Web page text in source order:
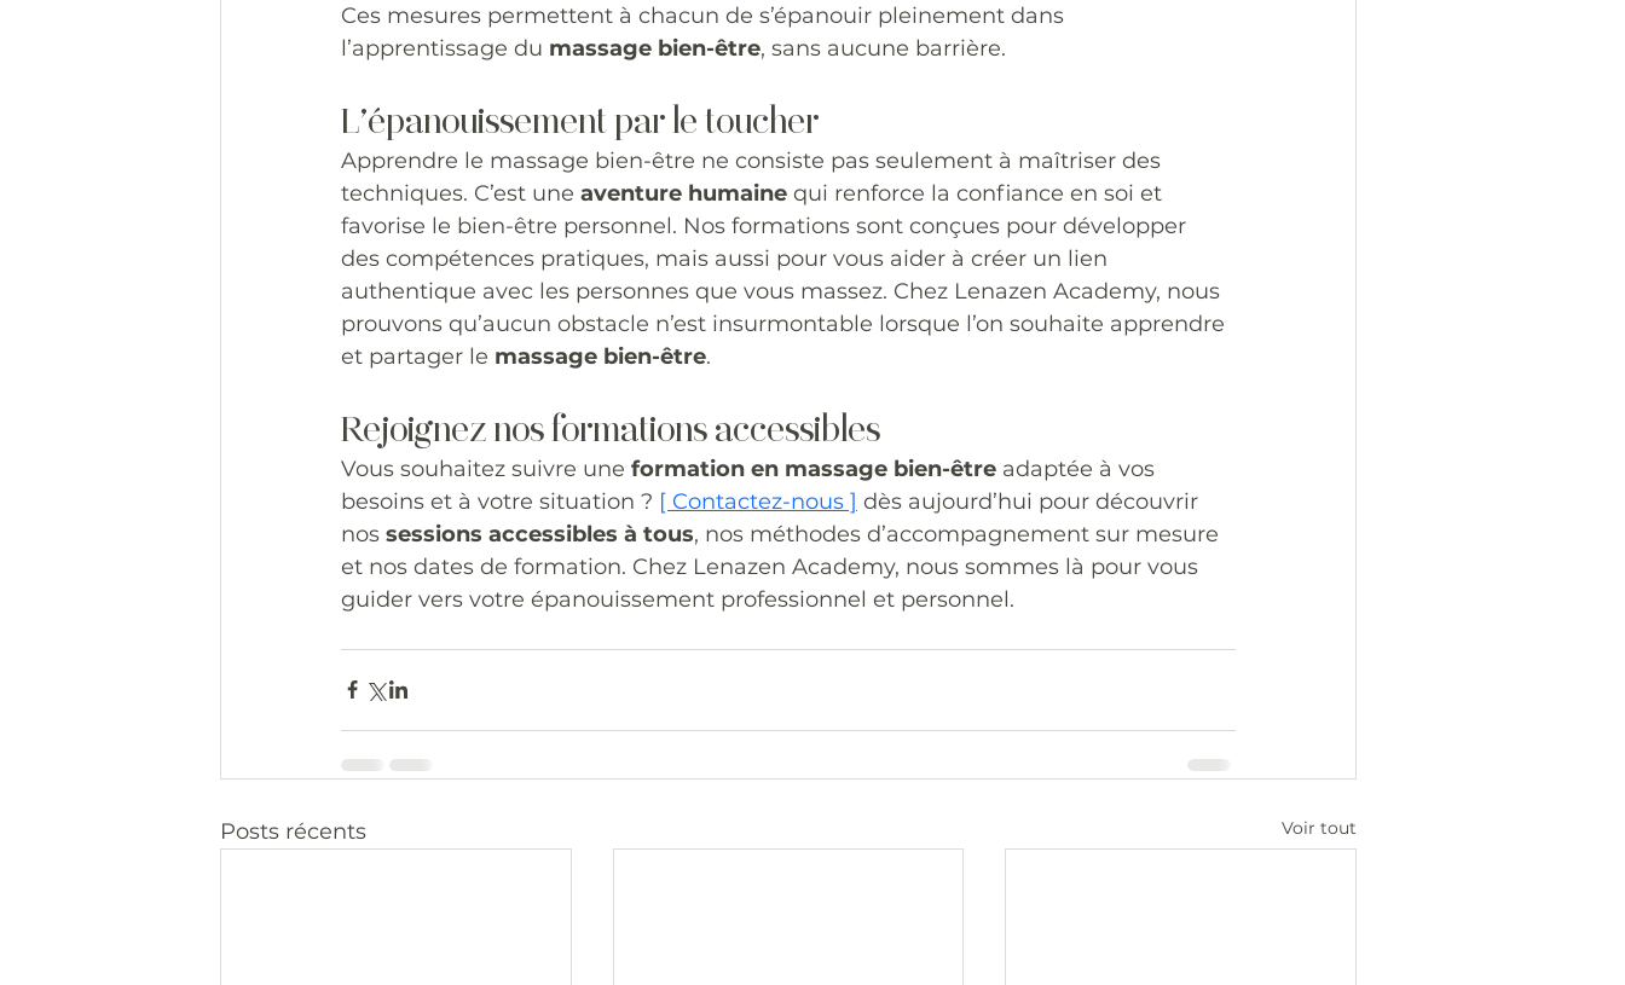
Ces mesures permettent à chacun de s’épanouir pleinement dans
l’apprentissage du massage bien-être, sans aucune barrière.
L’épanouissement par le toucher
Apprendre le massage bien-être ne consiste pas seulement à maîtriser des
techniques. C’est une aventure humaine qui renforce la confiance en soi et
favorise le bien-être personnel. Nos formations sont conçues pour développer
des compétences pratiques, mais aussi pour vous aider à créer un lien
authentique avec les personnes que vous massez. Chez Lenazen Academy, nous
prouvons qu’aucun obstacle n’est insurmontable lorsque l’on souhaite apprendre
et partager le massage bien-être.
Rejoignez nos formations accessibles
Vous souhaitez suivre une formation en massage bien-être adaptée à vos
besoins et à votre situation ? [ Contactez-nous ] dès aujourd’hui pour découvrir
nos sessions accessibles à tous, nos méthodes d’accompagnement sur mesure
et nos dates de formation. Chez Lenazen Academy, nous sommes là pour vous
guider vers votre épanouissement professionnel et personnel.
Posts récents Voir tout